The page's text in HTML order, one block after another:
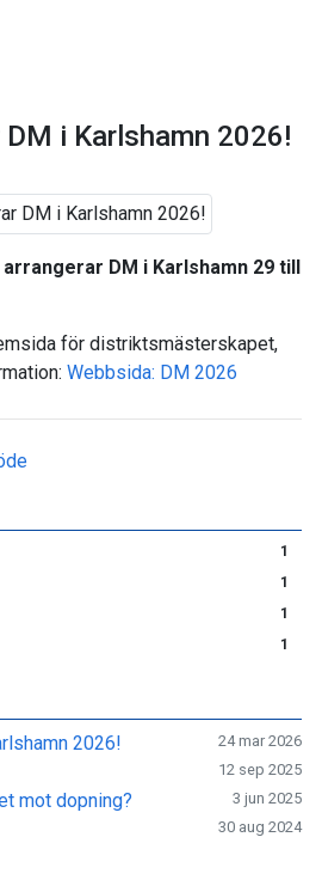
1
1
1
1
2026! 24 mar 2026
12 sep 2025
mot dopning? 3 jun 2025
30 aug 2024
DM i Karlshamn 2026!
DM i Karlshamn 29 till
för distriktsmästerskapet,
Webbsida: DM 2026